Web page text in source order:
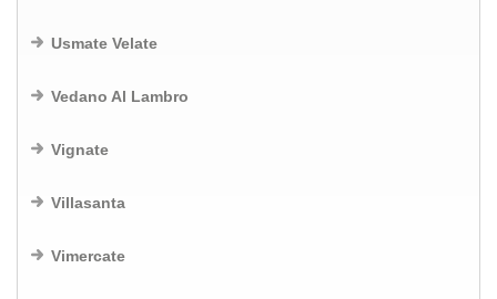
Usmate Velate
Vedano Al Lambro
Vignate
Villasanta
Vimercate